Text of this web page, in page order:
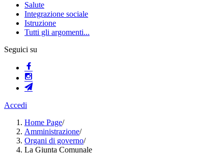
Salute
Integrazione sociale
Istruzione
Tutti gli argomenti...
Seguici su
Accedi
Home Page/
Amministrazione/
Organi di governo/
La Giunta Comunale